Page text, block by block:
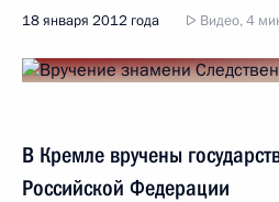
18 января 2012 года Видео, 4
В Кремле вручены
Российской Федерации